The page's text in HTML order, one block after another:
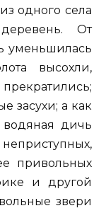
одного села
От
уменьшилась
высохли,
засухи; а как
дичь
привольных
и другой
звери